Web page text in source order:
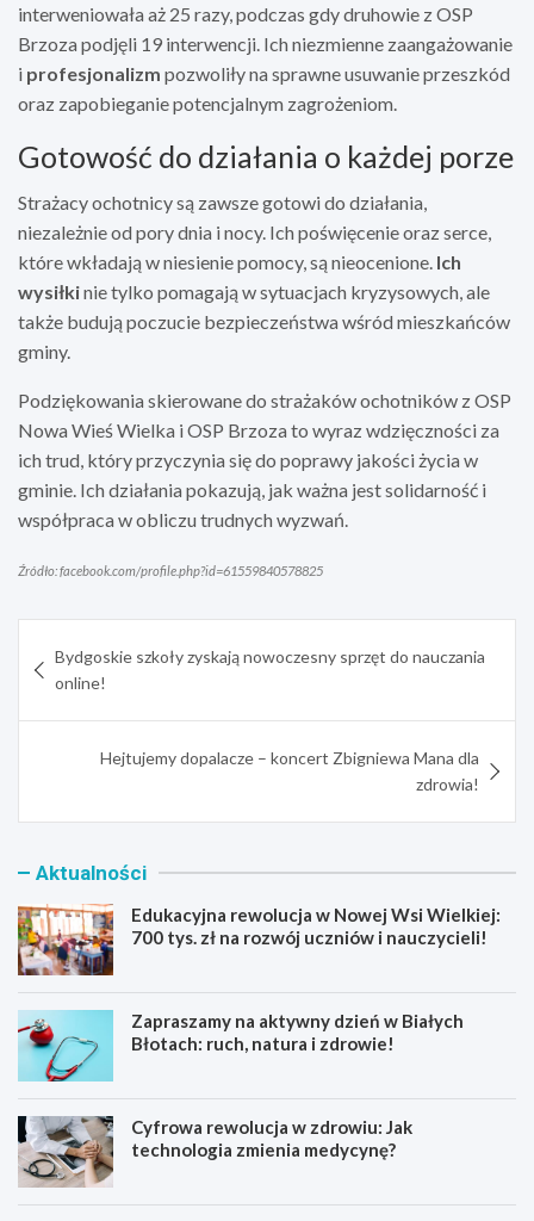
interweniowała aż 25 razy, podczas gdy druhowie z OSP
Brzoza podjęli 19 interwencji. Ich niezmienne zaangażowanie
i profesjonalizm pozwoliły na sprawne usuwanie przeszkód
oraz zapobieganie potencjalnym zagrożeniom.
Gotowość do działania o każdej porze
Strażacy ochotnicy są zawsze gotowi do działania,
niezależnie od pory dnia i nocy. Ich poświęcenie oraz serce,
które wkładają w niesienie pomocy, są nieocenione. Ich
wysiłkinie tylko pomagają w sytuacjach kryzysowych, ale
także budują poczucie bezpieczeństwa wśród mieszkańców
gminy.
Podziękowania skierowane do strażaków ochotników z OSP
Nowa Wieś Wielka i OSP Brzoza to wyraz wdzięczności za
ich trud, który przyczynia się do poprawy jakości życia w
gminie. Ich działania pokazują, jak ważna jest solidarność i
współpraca w obliczu trudnych wyzwań.
Źródło: facebook.com/profile.php?id=61559840578825
wpisu
Bydgoskie szkoły zyskają nowoczesny sprzęt do nauczania
online!
Hejtujemy dopalacze – koncert Zbigniewa Mana dla
zdrowia!
Aktualności
Edukacyjna rewolucja w Nowej Wsi Wielkiej:
700 tys. zł na rozwój uczniów i nauczycieli!
Zapraszamy na aktywny dzień w Białych
Błotach: ruch, natura i zdrowie!
Cyfrowa rewolucja w zdrowiu: Jak
technologia zmienia medycynę?